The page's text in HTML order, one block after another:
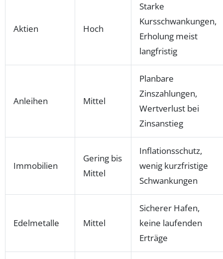
Aktien Hoch
Starke
Kursschwankungen,
Erholung meist
langfristig
Anleihen Mittel
Planbare
Zinszahlungen,
Wertverlust bei
Zinsanstieg
Immobilien
Gering bis
Mittel
Inflationsschutz,
wenig kurzfristige
Schwankungen
Edelmetalle Mittel
Sicherer Hafen,
keine laufenden
Erträge